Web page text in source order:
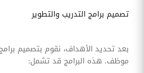
تصميم برامج التدريب والتطوير
بعد تحديد الأهداف، نقوم بتصميم
موظف. هذه البرامج قد تشمل: